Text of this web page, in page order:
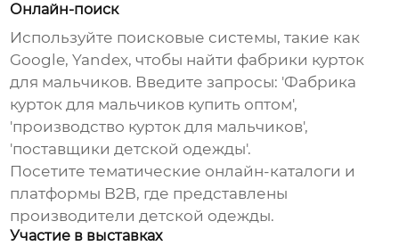
Онлайн-поиск
Используйте поисковые системы, такие как
Google, Yandex, чтобы найти фабрики курток
для мальчиков. Введите запросы: 'Фабрика
курток для мальчиков купить оптом',
'производство курток для мальчиков',
'поставщики детской одежды'.
Посетите тематические онлайн-каталоги и
платформы B2B, где представлены
производители детской одежды.
Участие в выставках